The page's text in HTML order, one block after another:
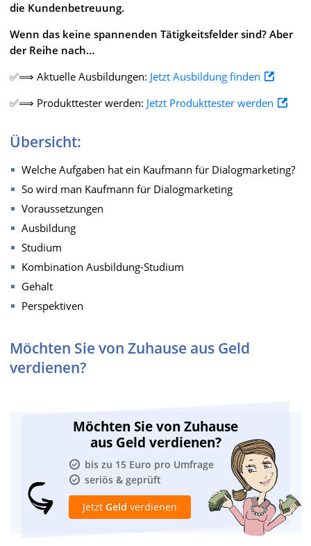
die Kundenbetreuung.
Wenn das keine spannenden Tätigkeitsfelder sind? Aber
der Reihe nach…
✅⟹ Aktuelle Ausbildungen: Jetzt Ausbildung finden
✅⟹ Produkttester werden: Jetzt Produkttester werden
Übersicht:
Welche Aufgaben hat ein Kaufmann für Dialogmarketing?
So wird man Kaufmann für Dialogmarketing
Voraussetzungen
Ausbildung
Studium
Kombination Ausbildung-Studium
Gehalt
Perspektiven
Möchten Sie von Zuhause aus Geld
verdienen?
Möchten Sie von Zuhause
aus Geld verdienen?
bis zu 15 Euro pro Umfrage
seriös & geprüft
Jetzt Geld verdienen